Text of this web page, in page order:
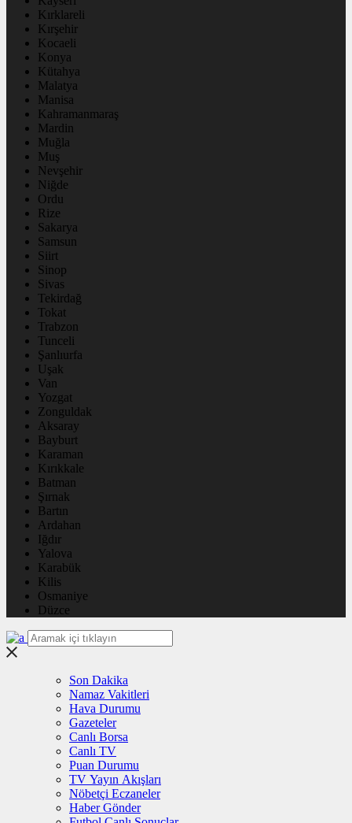
Kırklareli
Kırşehir
Kocaeli
Konya
Kütahya
Malatya
Manisa
Kahramanmaraş
Mardin
Muğla
Muş
Nevşehir
Niğde
Ordu
Rize
Sakarya
Samsun
Siirt
Sinop
Sivas
Tekirdağ
Tokat
Trabzon
Tunceli
Şanlıurfa
Uşak
Van
Yozgat
Zonguldak
Aksaray
Bayburt
Karaman
Kırıkkale
Batman
Şırnak
Bartın
Ardahan
Iğdır
Yalova
Karabük
Kilis
Osmaniye
Düzce
Son Dakika
Namaz Vakitleri
Hava Durumu
Gazeteler
Canlı Borsa
Canlı TV
Puan Durumu
TV Yayın Akışları
Nöbetçi Eczaneler
Haber Gönder